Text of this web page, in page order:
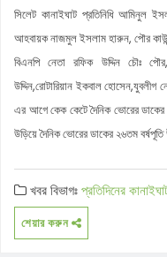
সিলেট কানাইঘাট প্রতিনিধি আমিনুল
আহবায়ক নাজমুল ইসলাম হারুন, পৌর
বিএনপি নেতা রফিক উদ্দিন চৌঃ
উদ্দিন,রোটারিয়ান ইকবাল
এর আগে কেক কেটে দৈনিক ভোরের ডাকের
উড়িয়ে দৈনিক ভোরের ডাকের ২৬তম
খবর বিভাগঃপ্রতিদিনের
শেয়ার করুন